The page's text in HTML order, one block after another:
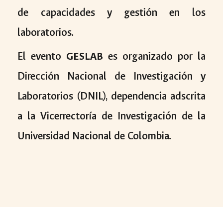
de capacidades y gestión en los
laboratorios.
El evento GESLABes organizado por la
Dirección Nacional de Investigación y
Laboratorios (DNIL), dependencia adscrita
a la Vicerrectoría de Investigación de la
Universidad Nacional de Colombia.